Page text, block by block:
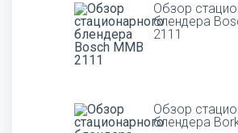
Обзор
блендера
2111
Обзор
блендера